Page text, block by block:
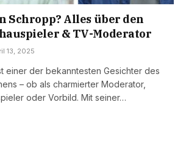
Schropp? Alles über den
& TV-Moderator
13, 2025
einer der bekanntesten Gesichter des
– ob als charmierter Moderator,
oder Vorbild. Mit seiner…